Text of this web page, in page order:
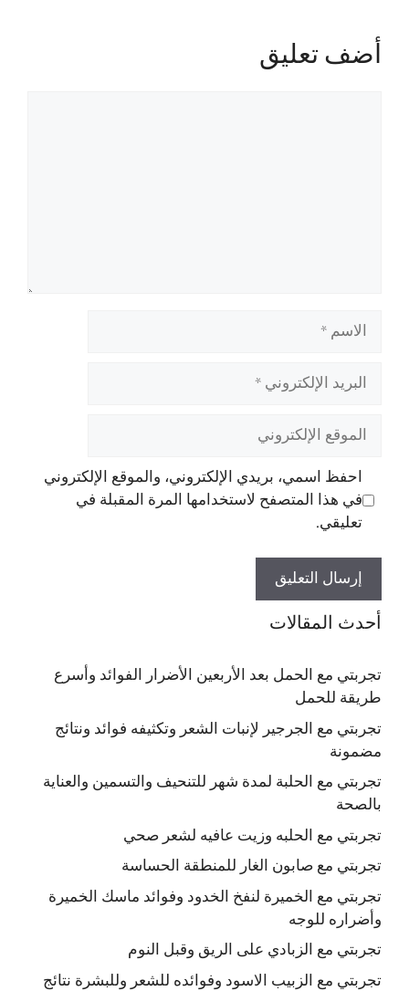
أضف تعليق
الاسم
البريد
الإلكتروني
الموقع
الإلكتروني
احفظ اسمي، بريدي الإلكتروني، والموقع الإلكتروني
في هذا المتصفح لاستخدامها المرة المقبلة في
تعليقي.
أحدث المقالات
تجربتي مع الحمل بعد الأربعين الأضرار الفوائد وأسرع
طريقة للحمل
تجربتي مع الجرجير لإنبات الشعر وتكثيفه فوائد ونتائج
مضمونة
تجربتي مع الحلبة لمدة شهر للتنحيف والتسمين والعناية
بالصحة
تجربتي مع الحلبه وزيت عافيه لشعر صحي
تجربتي مع صابون الغار للمنطقة الحساسة
تجربتي مع الخميرة لنفخ الخدود وفوائد ماسك الخميرة
وأضراره للوجه
تجربتي مع الزبادي على الريق وقبل النوم
تجربتي مع الزبيب الاسود وفوائده للشعر وللبشرة نتائج